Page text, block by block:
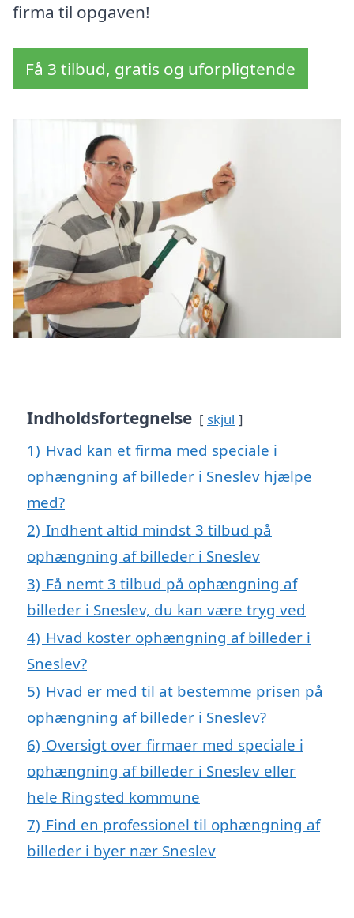
firma til opgaven!
Få 3 tilbud, gratis og uforpligtende
Indholdsfortegnelse skjul
1) Hvad kan et firma med speciale i
ophængning af billeder i Sneslev hjælpe
med?
2) Indhent altid mindst 3 tilbud på
ophængning af billeder i Sneslev
3) Få nemt 3 tilbud på ophængning af
billeder i Sneslev, du kan være tryg ved
4) Hvad koster ophængning af billeder i
Sneslev?
5) Hvad er med til at bestemme prisen på
ophængning af billeder i Sneslev?
6) Oversigt over firmaer med speciale i
ophængning af billeder i Sneslev eller
hele Ringsted kommune
7) Find en professionel til ophængning af
billeder i byer nær Sneslev